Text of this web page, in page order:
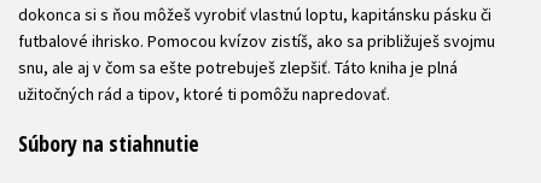
dokonca si s ňou môžeš vyrobiť vlastnú loptu, kapitánsku pásku či
futbalové ihrisko. Pomocou kvízov zistíš, ako sa približuješ svojmu
snu, ale aj v čom sa ešte potrebuješ zlepšiť. Táto kniha je plná
užitočných rád a tipov, ktoré ti pomôžu napredovať.
Súbory na stiahnutie